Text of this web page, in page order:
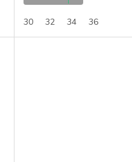
30 32 34 36